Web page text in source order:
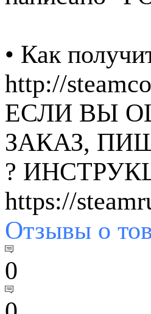
• Как
http://
ЕСЛИ ВЫ
ЗАКАЗ,
?
https://
Отзывы о
0